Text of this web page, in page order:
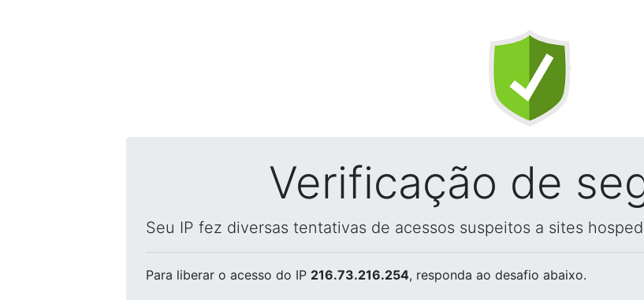
Verificação de
Seu IP fez diversas tentativas de acessos suspeitos a sites
Para liberar o acesso do IP 216.73.216.254, responda ao desafio abaixo.